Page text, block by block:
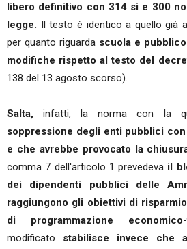
libero definitivo con 314 sì e 300
legge. Il testo è identico a quello già
per quanto riguarda scuola e
modifiche rispetto al testo del
138 del 13 agosto scorso).
Salta, infatti, la norma con la
soppressione degli enti pubblici
e che avrebbe provocato la
comma 7 dell'articolo 1 prevedeva il
dei dipendenti pubblici delle
raggiungono gli obiettivi di
di programmazione
modificato stabilisce invece che